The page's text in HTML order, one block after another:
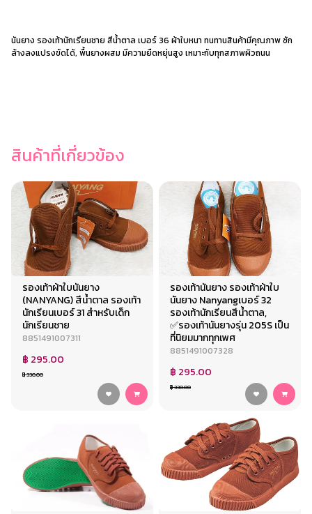
นันยาง รองเท้านักเรียนชาย สีน้ำตาล เบอร์ 36 ผ้าใบหนา ทนทานสินค้ามีคุณภาพ ซัก
ล้างลงแปรงขัดได้, พื้นยางผสม มีความยืดหยุ่นสูง เหมาะกับทุกสภาพผิวถนน
สินค้าที่เกี่ยวข้อง
รองเท้าผ้าใบนันยาง
(NANYANG) สีน้ำตาล รองเท้า
นักเรียนเบอร์ 31 สำหรับเด็ก
นักเรียนชาย
8851491007311
฿ 295.00
฿ 330.00
รองเท้านันยาง รองเท้าผ้าใบ
นันยาง Nanyangเบอร์ 32
รองเท้านักเรียนสีน้ำตาล,
✅รองเท้านันยางรุ่น 205S เป็น
ที่นิยมมากทุกเพศ
8851491007328
฿ 295.00
฿ 330.00